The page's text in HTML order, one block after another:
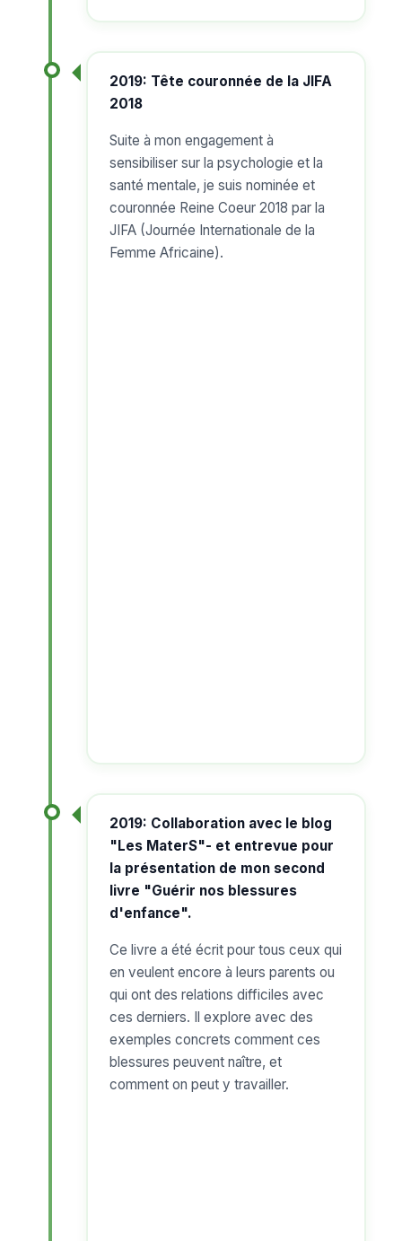
2019: Tête couronnée de la JIFA
2018
Suite à mon engagement à
sensibiliser sur la psychologie et la
santé mentale, je suis nominée et
couronnée Reine Coeur 2018 par la
JIFA (Journée Internationale de la
Femme Africaine).
2019: Collaboration avec le blog
"Les MaterS"- et entrevue pour
la présentation de mon second
livre "Guérir nos blessures
d'enfance".
Ce livre a été écrit pour tous ceux qui
en veulent encore à leurs parents ou
qui ont des relations difficiles avec
ces derniers. Il explore avec des
exemples concrets comment ces
blessures peuvent naître, et
comment on peut y travailler.